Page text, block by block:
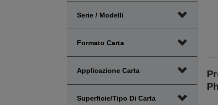
minimo
Prezzo
massimo
Prezzo
Serie / Modelli
Formato Carta
Applicazione Carta
Superficie/Tipo Di Carta